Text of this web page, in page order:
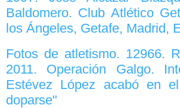
Baldomero. Club Atlético
los Ángeles, Getafe, Madrid,
Fotos de atletismo. 12966.
2011. Operación Galgo.
Estévez López acabó en
doparse"